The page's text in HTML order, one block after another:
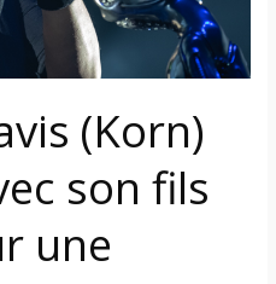
(Korn)
son fils
une